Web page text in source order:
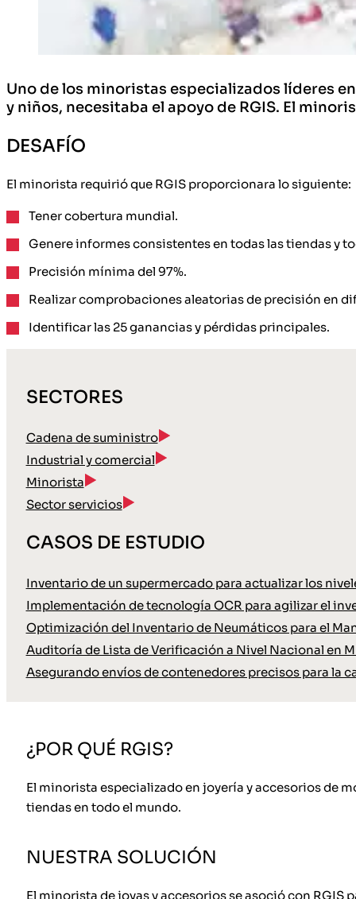
Uno de los minoristas especializados líderes
y niños, necesitaba el apoyo de RGIS. El
DESAFÍO
El minorista requirió que RGIS proporcionara lo siguiente:
Tener cobertura mundial.
Genere informes consistentes en todas las tiendas y
Precisión mínima del 97%.
Realizar comprobaciones aleatorias de precisión en
Identificar las 25 ganancias y pérdidas principales.
SECTORES
Cadena de suministro
Industrial y comercial
Minorista
Sector servicios
CASOS DE ESTUDIO
Inventario de un supermercado para actualizar los
Implementación de tecnología OCR para agilizar el
Optimización del Inventario de Neumáticos para el
Auditoría de Lista de Verificación a Nivel Nacional en
Asegurando envíos de contenedores precisos para la
¿POR QUÉ RGIS?
El minorista especializado en joyería y accesorios de
tiendas en todo el mundo.
NUESTRA SOLUCIÓN
El minorista de joyas y accesorios se asoció con